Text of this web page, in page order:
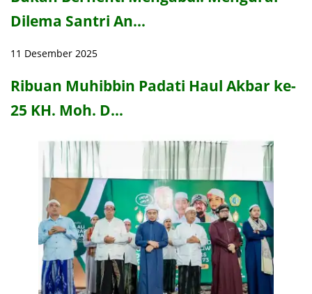
Dilema Santri An…
11 Desember 2025
Ribuan Muhibbin Padati Haul Akbar ke-
25 KH. Moh. D…